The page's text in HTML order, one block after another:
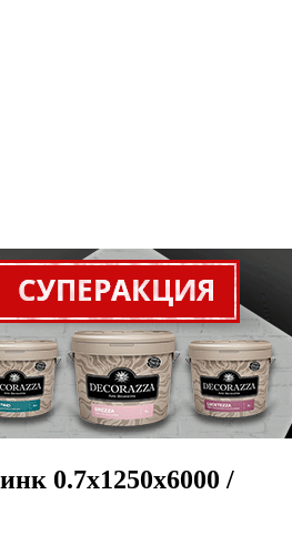
0.7х1250х6000 /